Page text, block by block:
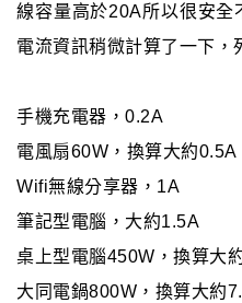
線容量高於20A所以很安全
電流資訊稍微計算了一下，
手機充電器，0.2A
電風扇60W，換算大約0.5A
Wifi無線分享器，1A
筆記型電腦，大約1.5A
桌上型電腦450W，換算大
大同電鍋800W，換算大約